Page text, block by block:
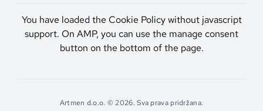
You have loaded the Cookie Policy without javascript
support. On AMP, you can use the manage consent
button on the bottom of the page.
Artmen d.o.o. © 2026. Sva prava pridržana.